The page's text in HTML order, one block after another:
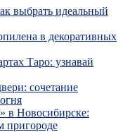
выбрать идеальный
в декоративных
Таро: узнавай
сочетание
в Новосибирске:
пригороде